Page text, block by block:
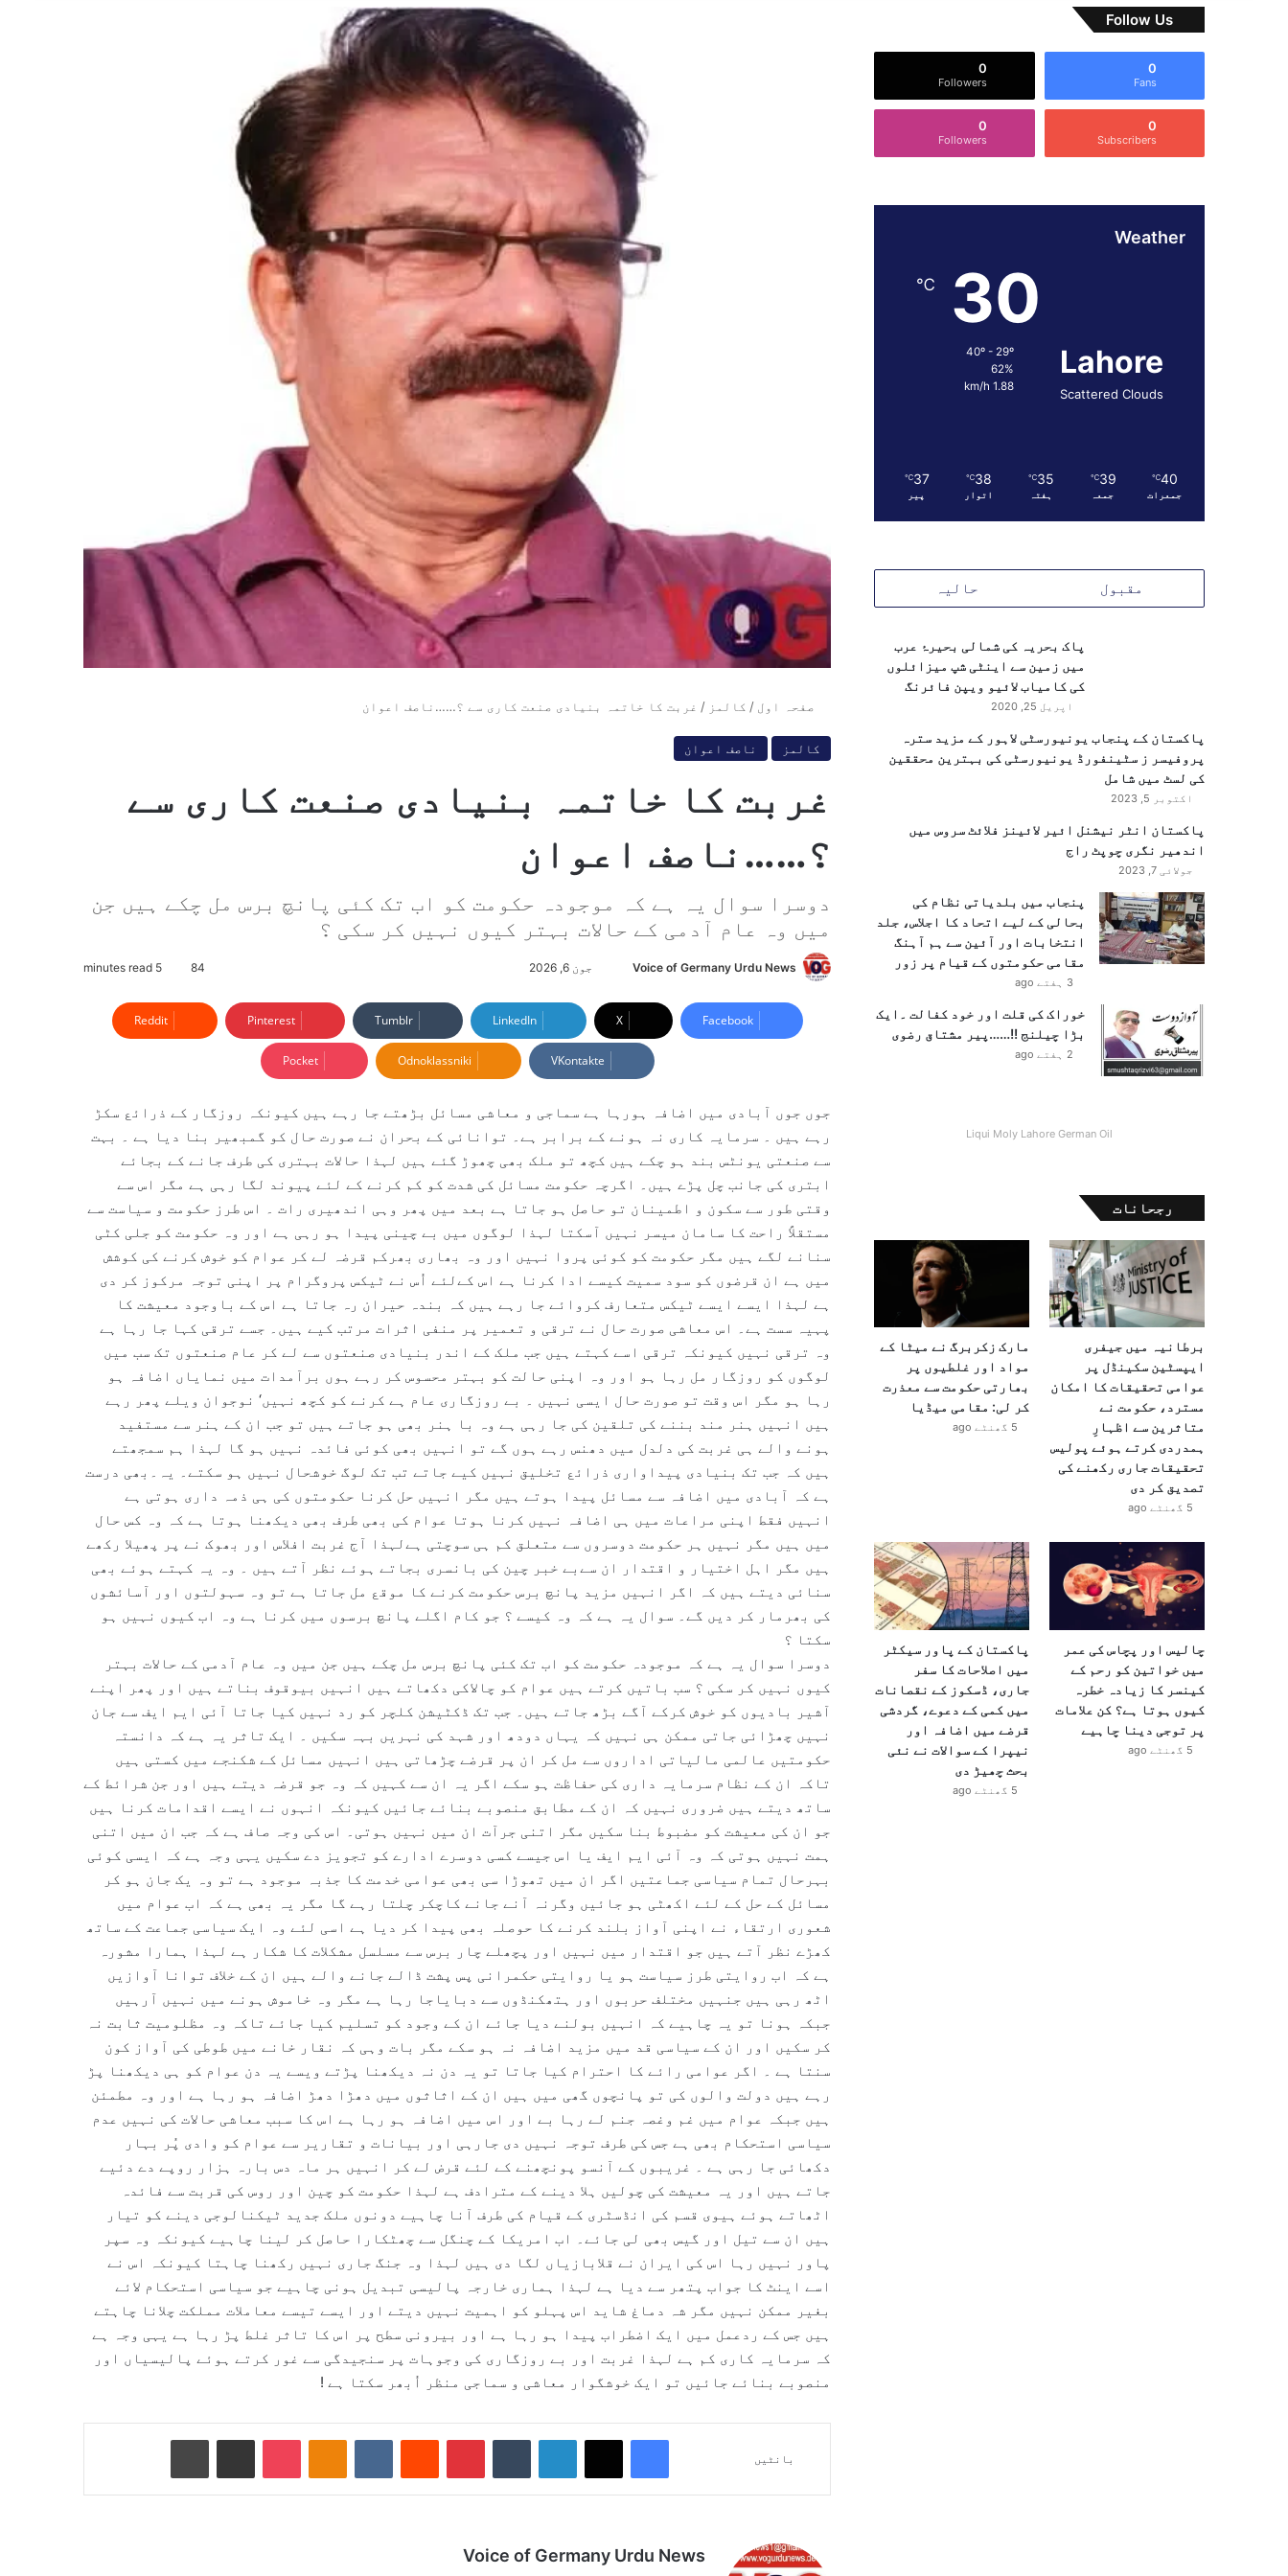
صفحہ اول / کالمز / غربت کا خاتمہ بنیادی صنعت کاری سے ؟……ناصف اعوان
کالمز ناصف اعوان
غربت کا خاتمہ بنیادی صنعت کاری سے
؟……ناصف اعوان
دوسرا سوال یہ ہے کہ موجودہ حکومت کو اب تک کئی پانچ برس مل چکے ہیں جن
میں وہ عام آدمی کے حالات بہتر کیوں نہیں کر سکی ؟
Voice of Germany Urdu News
n
d
n
جون 6, 2026 84
Facebook
X
LinkedIn
Tumblr
Pinterest
Reddit
VKontakte
Odnoklassniki
Pocket
جوں جوں آبادی میں اضافہ ہورہا ہے سماجی و معاشی مسائل بڑھتے جا رہے ہیں کیونکہ روزگار کے ذرائع سکڑ
رہے ہیں ۔ سرمایہ کاری نہ ہونے کے برابر ہے۔ توانائی کے بحران نے صورت حال کو گمبھیر بنا دیا ہے ۔ بہت
سے صنعتی یونٹس بند ہو چکے ہیں کچھ تو ملک بھی چھوڑ گئے ہیں لہذا حالات بہتری کی طرف جانے کے بجائے
ابتری کی جانب چل پڑے ہیں۔ اگرچہ حکومت مسائل کی شدت کو کم کرنے کے لئے پیوند لگا رہی ہے مگر اس سے
وقتی طور سے سکون و اطمینان تو حاصل ہو جاتا ہے بعد میں پھر وہی اندھیری رات ۔ اس طرز حکومت و سیاست سے
مستقلاً راحت کا سامان میسر نہیں آسکتا لہذا لوگوں میں بے چینی پیدا ہو رہی ہے اور وہ حکومت کو جلی کٹی
سنانے لگے ہیں مگر حکومت کو کوئی پروا نہیں اور وہ بھاری بھرکم قرضہ لے کر عوام کو خوش کرنے کی کوشش
میں ہے ان قرضوں کو سود سمیت کیسے ادا کرنا ہے اس کےلئے اُس نے ٹیکس پروگرام پر اپنی توجہ مرکوز کر دی
ہے لہذا ایسے ایسے ٹیکس متعارف کروائے جا رہے ہیں کہ بندہ حیران رہ جاتا ہے اس کے باوجود معیشت کا
پہیہ سست ہے۔ اس معاشی صورت حال نے ترقی و تعمیر پر منفی اثرات مرتب کیے ہیں۔ جسے ترقی کہا جا رہا ہے
وہ ترقی نہیں کیونکہ ترقی اسے کہتے ہیں جب ملک کے اندر بنیادی صنعتوں سے لے کر عام صنعتوں تک سب میں
لوگوں کو روزگار مل رہا ہو اور وہ اپنی حالت کو بہتر محسوس کر رہے ہوں برآمدات میں نمایاں اضافہ ہو
رہا ہو مگر اس وقت تو صورت حال ایسی نہیں ۔ بے روزگاری عام ہے کرنے کو کچھ نہیں‘ نوجوان ویلے پھر رہے
ہیں انہیں ہنر مند بننے کی تلقین کی جا رہی ہے وہ با ہنر بھی ہو جاتے ہیں تو جب ان کے ہنر سے مستفید
ہونے والے ہی غربت کی دلدل میں دھنس رہے ہوں گے تو انہیں بھی کوئی فائدہ نہیں ہو گا لہذا ہم سمجھتے
ہیں کہ جب تک بنیادی پیداواری ذرائع تخلیق نہیں کیے جاتے تب تک لوگ خوشحال نہیں ہو سکتے۔ یہ۔بھی درست
ہے کہ آبادی میں اضافہ سے مسائل پیدا ہوتے ہیں مگر انہیں حل کرنا حکومتوں کی ہی ذمہ داری ہوتی ہے
انہیں فقط اپنی مراعات میں ہی اضافہ نہیں کرنا ہوتا عوام کی بھی طرف بھی دیکھنا ہوتا ہے کہ وہ کس حال
میں ہیں مگر نہیں ہر حکومت دوسروں سے متعلق کم ہی سوچتی ہےلہذا آج غربت افلاس اور بھوک نے پر پھیلا رکھے
ہیں مگر اہل اختیار و اقتدار ان سےبے خبر چین کی بانسری بجاتے ہوئے نظر آتے ہیں ۔ وہ یہ کہتے ہوئے بھی
سنائی دیتے ہیں کہ اگر انہیں مزید پانچ برس حکومت کرنے کا موقع مل جاتا ہے تو وہ سہولتوں اور آسائشوں
کی بھرمار کر دیں گے۔ سوال یہ ہے کہ وہ کیسے ؟ جو کام اگلے پانچ برسوں میں کرنا ہے وہ اب کیوں نہیں ہو
سکتا ؟
دوسرا سوال یہ ہے کہ موجودہ حکومت کو اب تک کئی پانچ برس مل چکے ہیں جن میں وہ عام آدمی کے حالات بہتر
کیوں نہیں کر سکی ؟ سب باتیں کرتے ہیں عوام کو چالاکی دکھاتے ہیں انہیں بیوقوف بناتے ہیں اور پھر اپنے
آشیر بادیوں کو خوش کرکے آگے بڑھ جاتے ہیں۔ جب تک ڈکٹیشن کلچر کو رد نہیں کیا جاتا آئی ایم ایف سے جان
نہیں چھڑائی جاتی ممکن ہی نہیں کہ یہاں دودھ اور شہد کی نہریں بہہ سکیں ۔ ایک تاثر یہ ہے کہ دانستہ
حکومتیں عالمی مالیاتی اداروں سے مل کر ان پر قرضے چڑھاتی ہیں انہیں مسائل کے شکنجے میں کستی ہیں
تاکہ ان کے نظام سرمایہ داری کی حفاظت ہو سکے اگر یہ ان سے کہیں کہ وہ جو قرضہ دیتے ہیں اور جن شرائط کے
ساتھ دیتے ہیں ضروری نہیں کہ ان کے مطابق منصوبے بنائے جائیں کیونکہ انہوں نے ایسے اقدامات کرنا ہیں
جو ان کی معیشت کو مضبوط بنا سکیں مگر اتنی جرآت ان میں نہیں ہوتی۔ اس کی وجہ صاف ہے کہ جب ان میں اتنی
ہمت نہیں ہوتی کہ وہ آئی ایم ایف یا اس جیسے کسی دوسرے ادارے کو تجویز دے سکیں یہی وجہ ہے کہ ایسی کوئی
بہرحال تمام سیاسی جماعتیں اگر ان میں تھوڑا سی بھی عوامی خدمت کا جذبہ موجود ہے تو وہ یک جان ہو کر
مسائل کے حل کے لئے اکھٹی ہو جائیں وگرنہ آنے جانے کاچکر چلتا رہے گا مگر یہ بھی ہے کہ اب عوام میں
شعوری ارتقاء نے اپنی آواز بلند کرنے کا حوصلہ بھی پیدا کر دیا ہے اسی لئے وہ ایک سیاسی جماعت کے ساتھ
کھڑے نظر آتے ہیں جو اقتدار میں نہیں اور پچھلے چار برس سے مسلسل مشکلات کا شکار ہے لہذا ہمارا مشورہ
ہے کہ اب روایتی طرز سیاست ہو یا روایتی حکمرانی پس پشت ڈالے جانے والے ہیں ان کے خلاف توانا آوازیں
اٹھ رہی ہیں جنہیں مختلف حربوں اور ہتھکنڈوں سے دبایاجا رہا ہے مگر وہ خاموش ہونے میں نہیں آرہیں
جبکہ ہونا تو یہ چاہیے کہ انہیں بولنے دیا جائے ان کے وجود کو تسلیم کیا جائے تاکہ وہ مظلومیت ثابت نہ
کر سکیں اور ان کے سیاسی قد میں مزید اضافہ نہ ہو سکے مگر بات وہی کہ نقار خانے میں طوطی کی آواز کون
سنتا ہے ۔ اگر عوامی رائے کا احترام کیا جاتا تو یہ دن نہ دیکھنا پڑتے ویسے یہ دن عوام کو ہی دیکھنا پڑ
رہے ہیں دولت والوں کی تو پانچوں گھی میں ہیں ان کے اثاثوں میں دھڑا دھڑ اضافہ ہو رہا ہے اور وہ مطمئن
ہیں جبکہ عوام میں غم وغصہ جنم لے رہا بے اور اس میں اضافہ ہو رہا ہے اس کا سبب معاشی حالات کی نہیں عدم
سیاسی استحکام بھی ہے جس کی طرف توجہ نہیں دی جارہی اور بیانات و تقاریر سے عوام کو وادی پُر بہار
دکھائی جا رہی ہے ۔ غریبوں کے آنسو پونچھنے کے لئے قرض لے کر انہیں ہر ماہ دس بارہ ہزار روپے دے دئیے
جاتے ہیں اور یہ معیشت کی چولیں ہلا دینے کے مترادف ہے لہذا حکومت کو چین اور روس کی قربت سے فائدہ
اٹھاتے ہوئے ہیوی قسم کی انڈسٹری کے قیام کی طرف آنا چاہیے دونوں ملک جدید ٹیکنالوجی دینے کو تیار
ہیں ان سے تیل اور گیس بھی لی جائے۔ اب امریکا کے چنگل سے چھٹکارا حاصل کر لینا چاہیے کیونکہ وہ سپر
پاور نہیں رہا اس کی ایران نے قلابازیاں لگا دی ہیں لہذا وہ جنگ جاری نہیں رکھنا چاہتا کیونکہ اس نے
اسے اینٹ کا جواب پتھر سے دیا ہے لہذا ہماری خارجہ پالیسی تبدیل ہونی چاہیے جو سیاسی استحکام لائے
بغیر ممکن نہیں مگر شہ دماغ شاید اس پہلو کو اہمیت نہیں دیتے اور ایسے تیسے معاملات مملکت چلانا چاہتے
ہیں جس کے ردعمل میں ایک اضطراب پیدا ہو رہا ہے اور بیرونی سطح پر اس کا تاثر غلط پڑ رہا ہے یہی وجہ ہے
کہ سرمایہ کاری کم ہے لہذا غربت اور بے روزگاری کی وجوہات پر سنجیدگی سے غور کرتے ہوئے پالیسیاں اور
منصوبے بنائے جائیں تو ایک خوشگوار معاشی و سماجی منظر اُبھر سکتا ہے !
بانٹیں
X
LinkedIn
VKontakte ای میل کے ذریعے شیئر کریں
Voice of Germany Urdu News
Follow Us
0
Fans
0
Followers
0
Subscribers
0
Followers
Weather
Lahore
Scattered Clouds
30
℃
40º - 29º
62%
1.88 km/h
40
℃
جمعرات
39
℃
جمعہ
35
℃
ہفتہ
38
℃
اتوار
37
℃
پیر
مقبول حالیہ
پاک بحریہ کی شمالی بحیرۂ عرب
میں زمین سے اینٹی شپ میزائلوں
کی کامیاب لائیو ویپن فائرنگ
اپریل 25, 2020
پاکستان کے پنجاب یونیورسٹی لاہور کے مزید سترہ
پروفیسر ز سٹینفورڈ یونیورسٹی کی بہترین محققین
کی لسٹ میں شامل
اکتوبر 5, 2023
پاکستان انٹر نیشنل ائیر لائینز فلائٹ سروس میں
اندھیر نگری چوپٹ راج
جولائی 7, 2023
پنجاب میں بلدیاتی نظام کی
بحالی کے لیے اتحاد کا اجلاس، جلد
انتخابات اور آئین سے ہم آہنگ
مقامی حکومتوں کے قیام پر زور
3 ہفتے ago
خوراک کی قلت اور خود کفالت ۔ایک
بڑا چیلنج !!……پیر مشتاق رضوی
2 ہفتے ago
Liqui Moly Lahore German Oil
رجحانات
برطانیہ میں جیفری
ایپسٹین سکینڈل پر
عوامی تحقیقات کا امکان
مسترد، حکومت نے
متاثرین سے اظہارِ
ہمدردی کرتے ہوئے پولیس
تحقیقات جاری رکھنے کی
تصدیق کر دی
5 گھنٹے ago
مارک زکربرگ نے میٹا کے
مواد اور غلطیوں پر
بھارتی حکومت سے معذرت
کر لی: مقامی میڈیا
5 گھنٹے ago
چالیس اور پچاس کی عمر
میں خواتین کو رحم کے
کینسر کا زیادہ خطرہ
کیوں ہوتا ہے؟ کن علامات
پر توجی دینا چاہیے
5 گھنٹے ago
پاکستان کے پاور سیکٹر
میں اصلاحات کا سفر
جاری، ڈسکوز کے نقصانات
میں کمی کے دعوے، گردشی
قرضے میں اضافہ اور
نیپرا کے سوالات نے نئی
بحث چھیڑ دی
5 گھنٹے ago